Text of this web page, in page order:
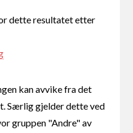
dette resultatet etter
kan avvike fra det
Særlig gjelder dette ved
gruppen "Andre" av